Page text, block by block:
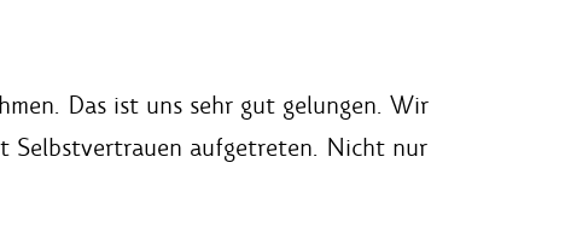
Das ist uns sehr gut gelungen. Wir
Selbstvertrauen aufgetreten. Nicht nur